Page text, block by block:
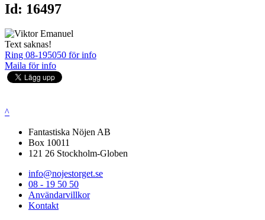
Id: 16497
Text saknas!
Ring 08-195050 för info
Maila för info
^
Fantastiska Nöjen AB
Box 10011
121 26 Stockholm-Globen
info@nojestorget.se
08 - 19 50 50
Användarvillkor
Kontakt